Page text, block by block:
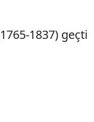
1837) geçti